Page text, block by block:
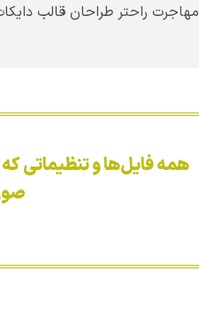
مهاجرت راحتر طراحان قالب
همه فایل‌ها و تنظیماتی